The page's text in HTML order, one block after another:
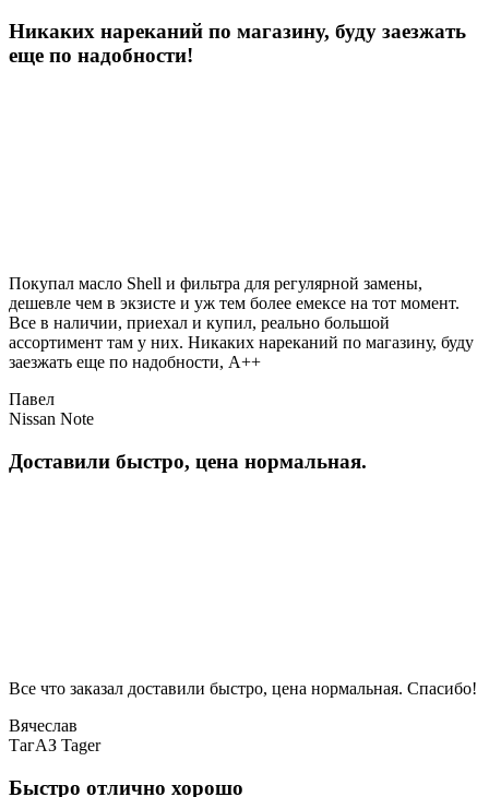
Никаких нареканий по магазину, буду заезжать
еще по надобности!
Покупал масло Shell и фильтра для регулярной замены,
дешевле чем в экзисте и уж тем более емексе на тот момент.
Все в наличии, приехал и купил, реально большой
ассортимент там у них. Никаких нареканий по магазину, буду
заезжать еще по надобности, A++
Павел
Nissan Note
Доставили быстро, цена нормальная.
Все что заказал доставили быстро, цена нормальная. Спасибо!
Вячеслав
ТагАЗ Tager
Быстро отлично хорошо